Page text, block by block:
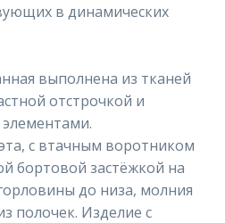
в динамических
выполнена из тканей
отстрочкой и
с втачным воротником
бортовой застёжкой на
до низа, молния
полочек. Изделие с